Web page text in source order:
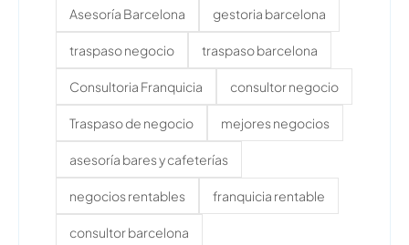
Asesoría Barcelona gestoria barcelona
traspaso negocio traspaso barcelona
Consultoria Franquicia consultor negocio
Traspaso de negocio mejores negocios
asesoría bares y cafeterías
negocios rentables franquicia rentable
consultor barcelona